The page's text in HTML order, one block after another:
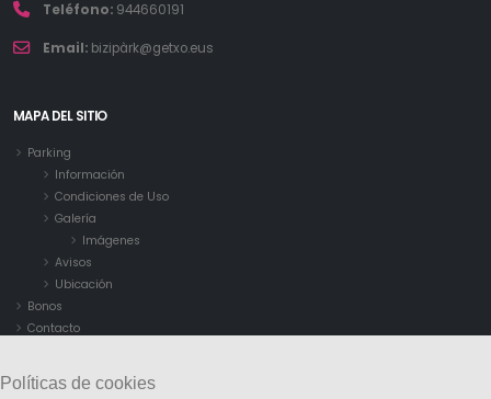
Teléfono: 944660191
Email: bizipàrk@getxo.eus
MAPA DEL SITIO
Parking
Información
Condiciones de Uso
Galería
Imágenes
Avisos
Ubicación
Bonos
Contacto
Políticas de cookies